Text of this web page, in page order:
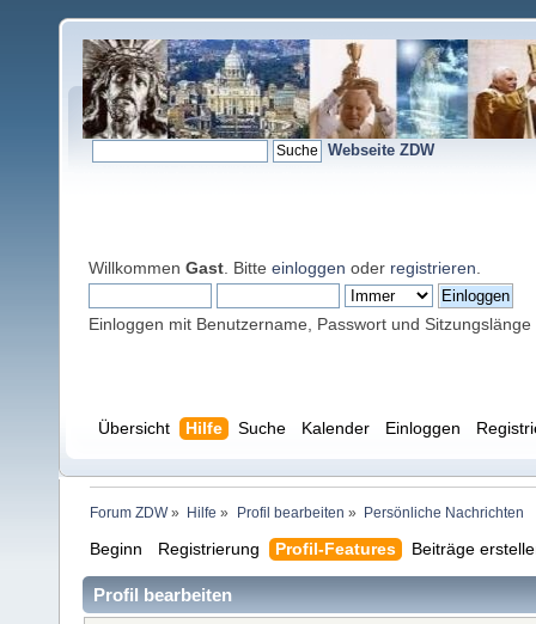
Webseite ZDW
Willkommen Gast . Bitte einloggen oder registrieren
Einloggen mit Benutzername, Passwort und Sitzungslänge
Übersicht Hilfe Suche Kalender Einloggen
Forum ZDW» Hilfe » Profil bearbeiten » Persönliche Nachrichten
Beginn Registrierung Profil-Features Beiträge
Profil bearbeiten